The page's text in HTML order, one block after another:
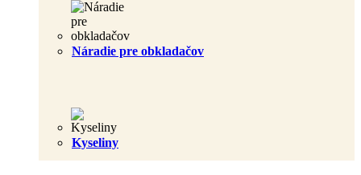
Náradie pre obkladačov
Kyseliny